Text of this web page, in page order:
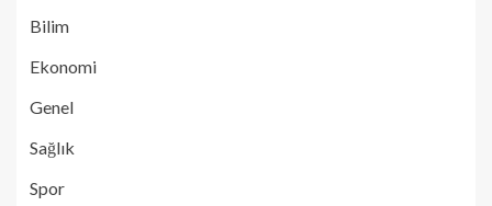
Bilim
Ekonomi
Genel
Sağlık
Spor